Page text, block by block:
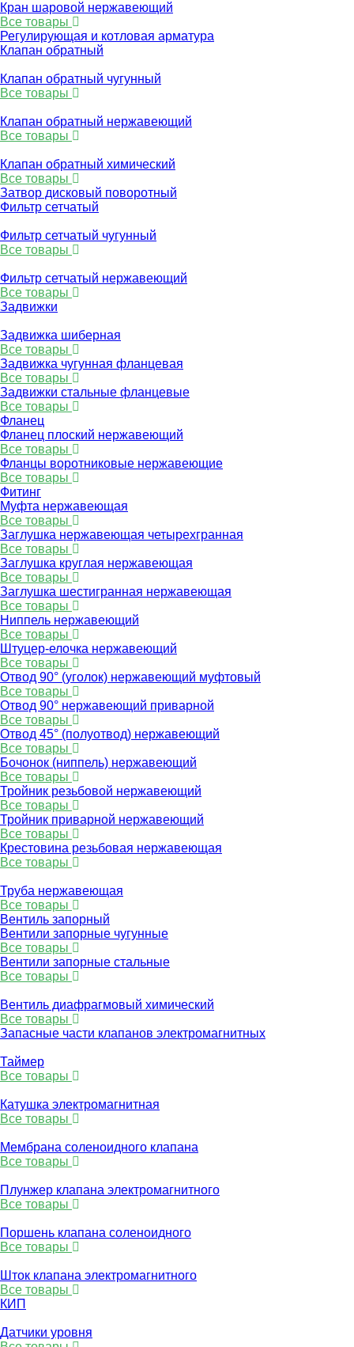
Кран шаровой нержавеющий
Все товары
Регулирующая и котловая арматура
Клапан обратный
Клапан обратный чугунный
Все товары
Клапан обратный нержавеющий
Все товары
Клапан обратный химический
Все товары
Затвор дисковый поворотный
Фильтр сетчатый
Фильтр сетчатый чугунный
Все товары
Фильтр сетчатый нержавеющий
Все товары
Задвижки
Задвижка шиберная
Все товары
Задвижка чугунная фланцевая
Все товары
Задвижки стальные фланцевые
Все товары
Фланец
Фланец плоский нержавеющий
Все товары
Фланцы воротниковые нержавеющие
Все товары
Фитинг
Муфта нержавеющая
Все товары
Заглушка нержавеющая четырехгранная
Все товары
Заглушка круглая нержавеющая
Все товары
Заглушка шестигранная нержавеющая
Все товары
Ниппель нержавеющий
Все товары
Штуцер-елочка нержавеющий
Все товары
Отвод 90° (уголок) нержавеющий муфтовый
Все товары
Отвод 90° нержавеющий приварной
Все товары
Отвод 45° (полуотвод) нержавеющий
Все товары
Бочонок (ниппель) нержавеющий
Все товары
Тройник резьбовой нержавеющий
Все товары
Тройник приварной нержавеющий
Все товары
Крестовина резьбовая нержавеющая
Все товары
Труба нержавеющая
Все товары
Вентиль запорный
Вентили запорные чугунные
Все товары
Вентили запорные стальные
Все товары
Вентиль диафрагмовый химический
Все товары
Запасные части клапанов электромагнитных
Таймер
Все товары
Катушка электромагнитная
Все товары
Мембрана соленоидного клапана
Все товары
Плунжер клапана электромагнитного
Все товары
Поршень клапана соленоидного
Все товары
Шток клапана электромагнитного
Все товары
КИП
Датчики уровня